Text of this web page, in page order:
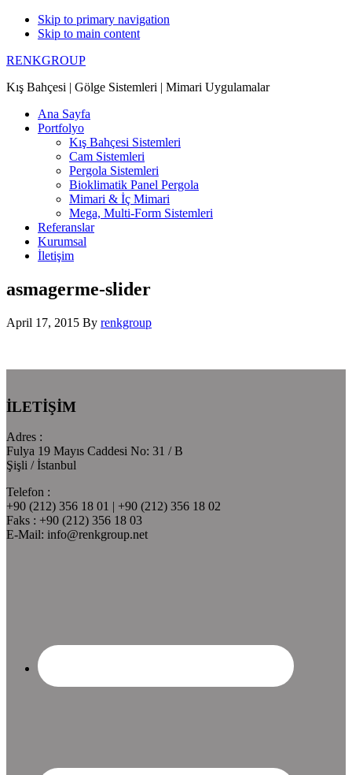
Skip to primary navigation
Skip to main content
RENKGROUP
Kış Bahçesi | Gölge Sistemleri | Mimari Uygulamalar
Ana Sayfa
Portfolyo
Kış Bahçesi Sistemleri
Cam Sistemleri
Pergola Sistemleri
Bioklimatik Panel Pergola
Mimari & İç Mimari
Mega, Multi-Form Sistemleri
Referanslar
Kurumsal
İletişim
asmagerme-slider
April 17, 2015 By renkgroup
İLETİŞİM
Adres :
Fulya 19 Mayıs Caddesi No: 31 / B
Şişli / İstanbul
Telefon :
+90 (212) 356 18 01 | +90 (212) 356 18 02
Faks : +90 (212) 356 18 03
E-Mail: info@renkgroup.net